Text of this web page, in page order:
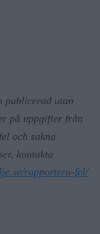
publicerad utan
på uppgifter från
och sakna
kontakta
rapportera-fel/